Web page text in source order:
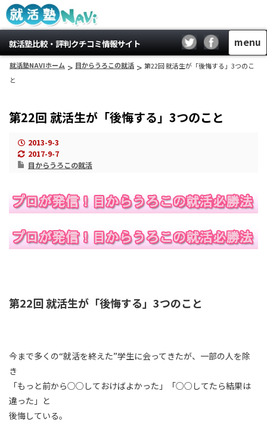
就活塾比較・評判クチコミ情報サイト menu
就活塾NAVIホーム > 目からうろこの就活 > 第22回 就活生が「後悔する」3つのこ
と
第22回 就活生が「後悔する」3つのこと
2013-9-3
2017-9-7
目からうろこの就活
第22回 就活生が「後悔する」3つのこと
今まで多くの“就活を終えた”学生に会ってきたが、一部の人を除
き
「もっと前から○○しておけばよかった」「○○してたら結果は
違った」と
後悔している。